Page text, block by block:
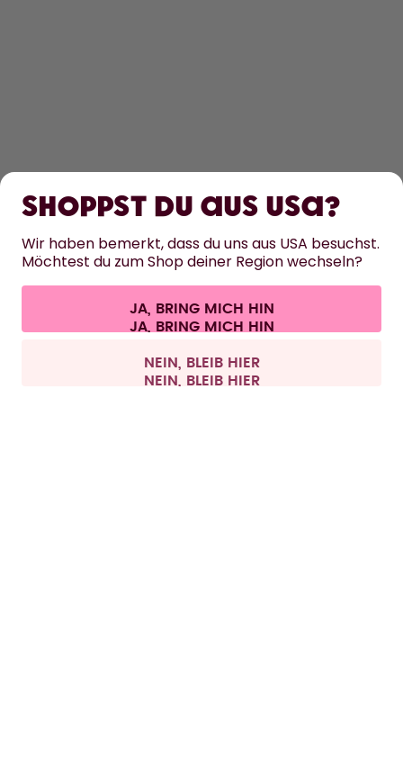
KONTAKT
Cookie-Einstellungen AGB Datenschutz
Alle Preise sind inklusive Mehrwertsteuer und zzgl. Versandkosten.
Shoppst du aus USA?
Wir haben bemerkt, dass du uns aus USA besuchst.
Möchtest du zum Shop deiner Region wechseln?
JA, BRING MICH HIN
NEIN, BLEIB HIER